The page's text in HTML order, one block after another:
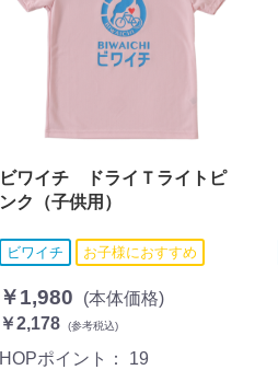
ビワイチ ドライＴライトピ
ンク（子供用）
ビワイチ お子様におすすめ
￥1,980
(本体価格)
￥2,178
(参考税込)
HOPポイント： 19